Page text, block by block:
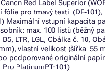
Red Label Superior
fólie pro tmavý textil (DF-
Maximální vstupní kapacita
max. 100 listů (běžný
LTR, LGL, Obálka č. 10,
vlastní velikost (šířka: 55
podporované originální
PlatinumPT-101)